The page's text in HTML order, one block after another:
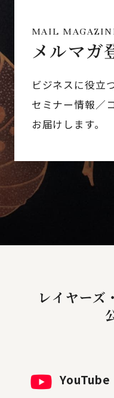
MAIL
メルマガ
ビジネスに役立
セミナー情報／
お届けします。
レイヤーズ
YouTube